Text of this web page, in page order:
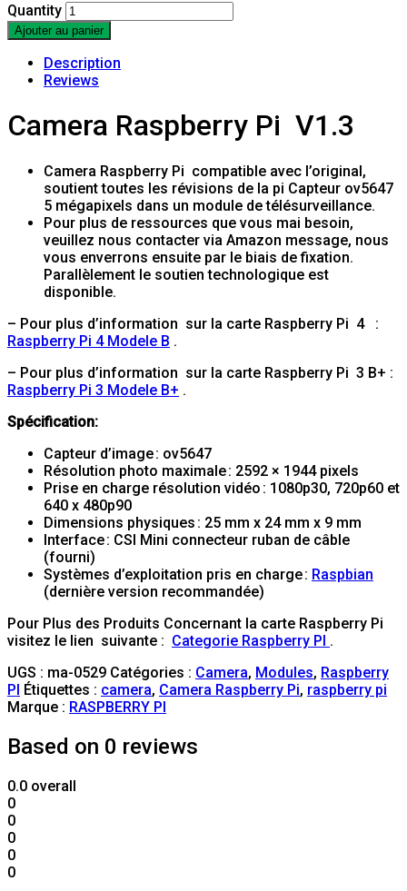
Quantity
Ajouter au panier
Description
Reviews
Camera Raspberry Pi V1.3
Camera Raspberry Pi compatible avec l’original,
soutient toutes les révisions de la pi Capteur ov5647
5 mégapixels dans un module de télésurveillance.
Pour plus de ressources que vous mai besoin,
veuillez nous contacter via Amazon message, nous
vous enverrons ensuite par le biais de fixation.
Parallèlement le soutien technologique est
disponible.
– Pour plus d’information sur la carte Raspberry Pi 4 :
Raspberry Pi 4 Modele B .
– Pour plus d’information sur la carte Raspberry Pi 3 B+ :
Raspberry Pi 3 Modele B+ .
Spécification:
Capteur d’image : ov5647
Résolution photo maximale : 2592 × 1944 pixels
Prise en charge résolution vidéo : 1080p30, 720p60 et
640 x 480p90
Dimensions physiques : 25 mm x 24 mm x 9 mm
Interface : CSI Mini connecteur ruban de câble
(fourni)
Systèmes d’exploitation pris en charge : Raspbian
(dernière version recommandée)
Pour Plus des Produits Concernant la carte Raspberry Pi
visitez le lien suivante : Categorie Raspberry PI .
UGS : ma-0529 Catégories : Camera, Modules, Raspberry
PI Étiquettes : camera, Camera Raspberry Pi, raspberry pi
Marque : RASPBERRY PI
Based on 0 reviews
0.0 overall
0
0
0
0
0